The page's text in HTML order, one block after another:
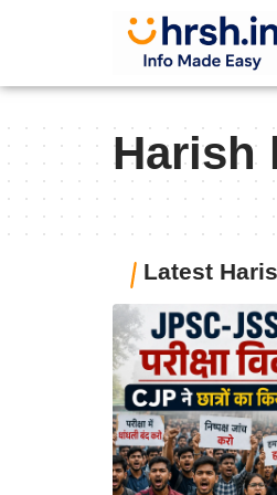
Harish
Latest